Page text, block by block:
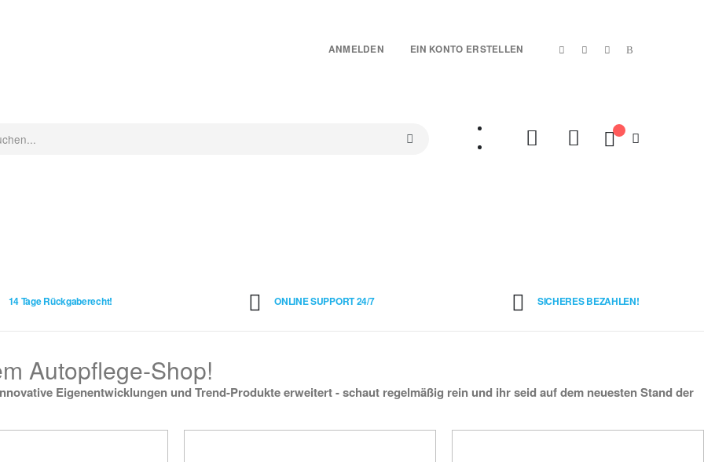
ANMELDEN EIN KONTO ERSTELLEN
Mein Warenkorb
14 Tage Rückgaberecht! ONLINE SUPPORT 24/7 SICHERES BEZAHLEN!
Autopflege-Shop!
Eigenentwicklungen und Trend-Produkte erweitert - schaut regelmäßig rein und ihr seid auf dem neuesten Stand der